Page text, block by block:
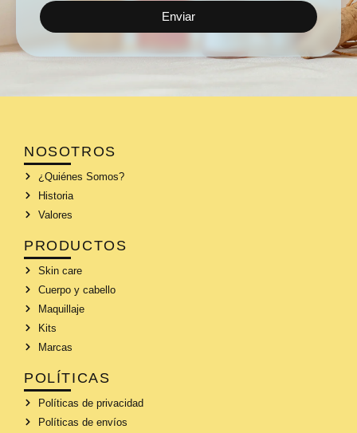
Enviar
NOSOTROS
¿Quiénes Somos?
Historia
Valores
PRODUCTOS
Skin care
Cuerpo y cabello
Maquillaje
Kits
Marcas
POLÍTICAS
Políticas de privacidad
Políticas de envíos